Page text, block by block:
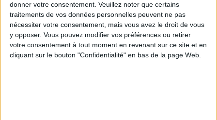
donner votre consentement. Veuillez noter que certains
traitements de vos données personnelles peuvent ne pas
nécessiter votre consentement, mais vous avez le droit de vous
y opposer. Vous pouvez modifier vos préférences ou retirer
votre consentement à tout moment en revenant sur ce site et en
cliquant sur le bouton "Confidentialité" en bas de la page Web.
Service-client & Motivation Voir tout
Les équipes du Service-client et de la
Communauté Savoir Maigrir vous aident